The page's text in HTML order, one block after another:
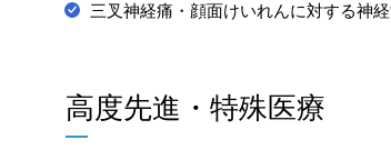
三叉神経痛・顔面けいれんに対する神
高度先進・特殊医療